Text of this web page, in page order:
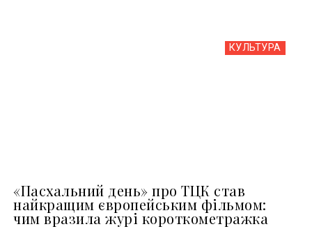
КУЛЬТУРА
«Пасхальний день» про ТЦК став
найкращим європейським фільмом:
чим вразила журі короткометражка